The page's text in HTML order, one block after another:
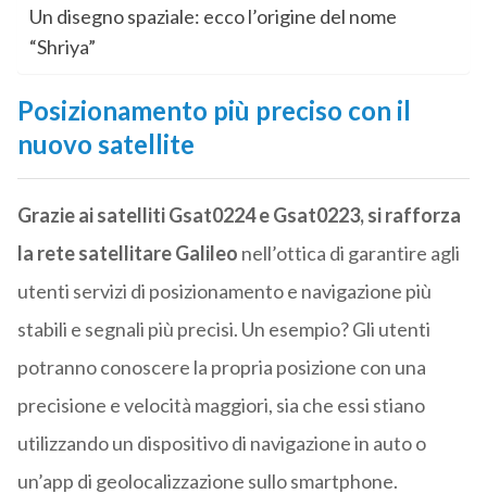
Un disegno spaziale: ecco l’origine del nome
“Shriya”
Posizionamento più preciso con il
nuovo satellite
Grazie ai satelliti Gsat0224 e Gsat0223, si rafforza
la rete satellitare Galileo nell’ottica di garantire agli
utenti servizi di posizionamento e navigazione più
stabili e segnali più precisi. Un esempio? Gli utenti
potranno conoscere la propria posizione con una
precisione e velocità maggiori, sia che essi stiano
utilizzando un dispositivo di navigazione in auto o
un’app di geolocalizzazione sullo smartphone.